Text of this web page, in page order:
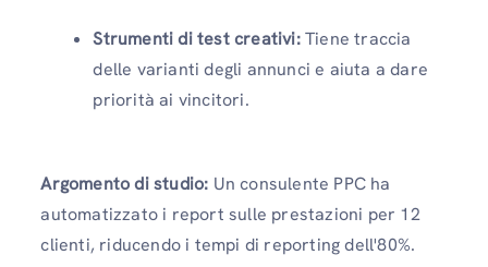
Strumenti di test creativi:Tiene traccia
delle varianti degli annunci e aiuta a dare
priorità ai vincitori.
Argomento di studio: Un consulente PPC ha
automatizzato i report sulle prestazioni per 12
clienti, riducendo i tempi di reporting dell'80%.